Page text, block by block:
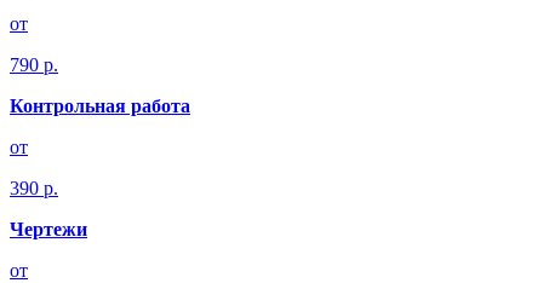
от
790 р.
Контрольная работа
от
390 р.
Чертежи
от